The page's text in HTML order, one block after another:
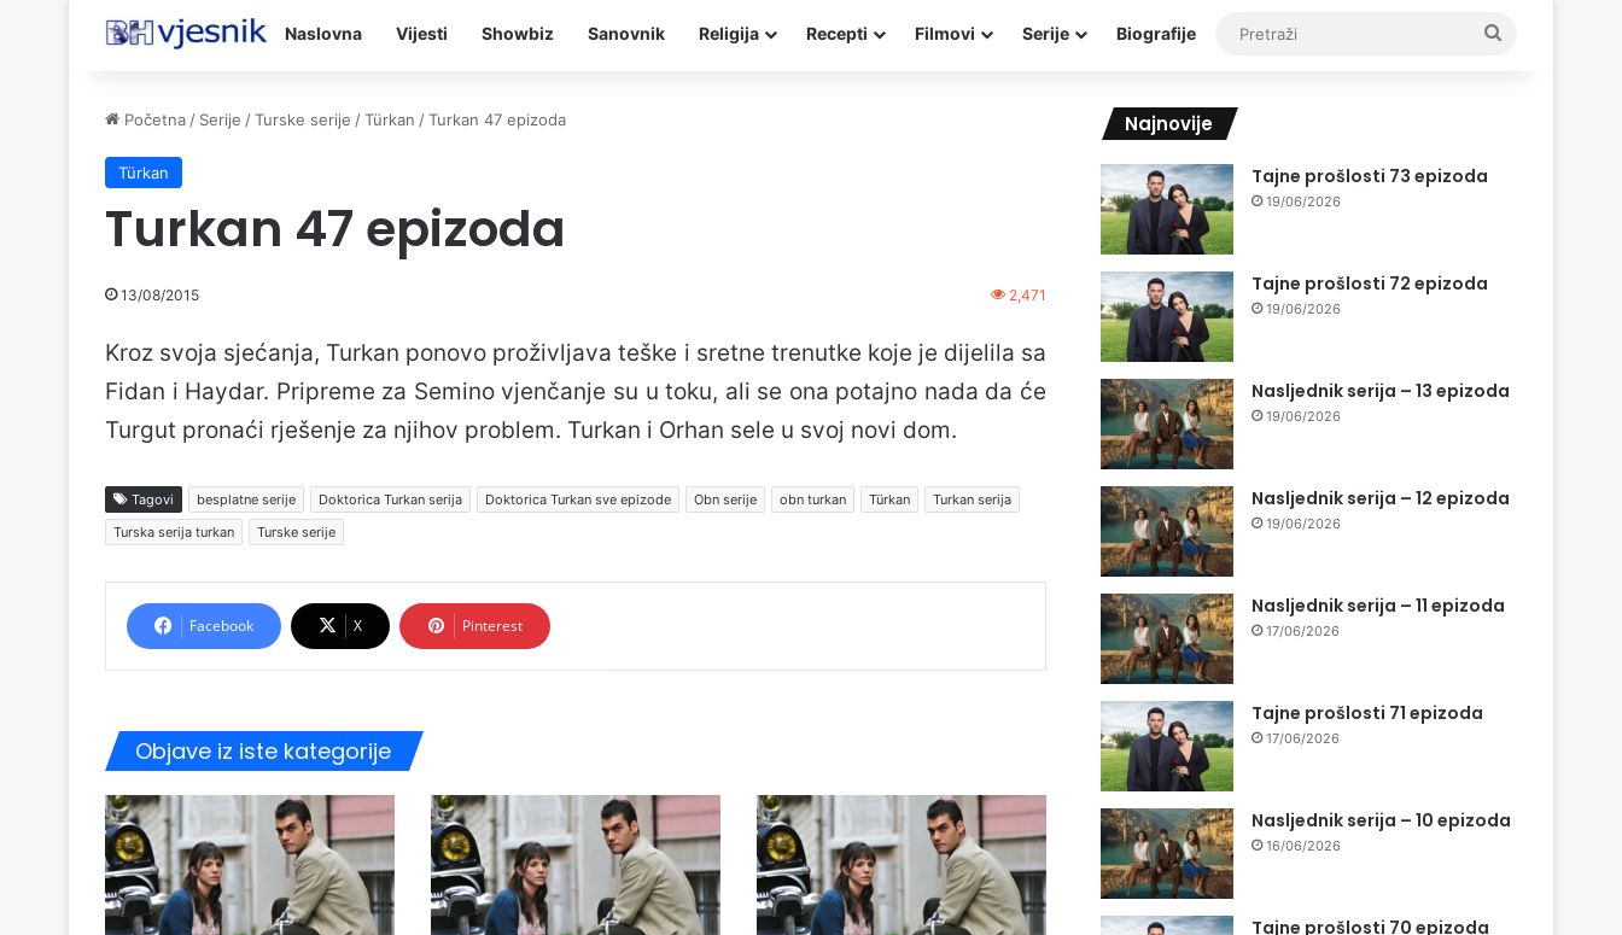
Naslovna Vijesti Showbiz Sanovnik Religija Recepti Filmovi Serije Biografije
Početna / Serije /Turske serije /Türkan /Turkan 47 epizoda
Türkan
Turkan 47 epizoda
13/08/2015 2,471
Kroz svoja sjećanja, Turkan ponovo proživljava teške i sretne trenutke koje je dijelila sa
Fidan i Haydar. Pripreme za Semino vjenčanje su u toku, ali se ona potajno nada da će
Turgut pronaći rješenje za njihov problem. Turkan i Orhan sele u svoj novi dom.
Tagovi besplatne serije Doktorica Turkan serija Doktorica Turkan sve epizode Obn serije obn turkan Türkan
Turkan serija
Turska serija turkan
Turske serije
Facebook X Pinterest
Objave iz iste kategorije
Najnovije
Tajne prošlosti 73 epizoda
19/06/2026
Tajne prošlosti 72 epizoda
19/06/2026
Nasljednik serija – 13 epizoda
19/06/2026
Nasljednik serija – 12 epizoda
19/06/2026
Nasljednik serija – 11 epizoda
17/06/2026
Tajne prošlosti 71 epizoda
17/06/2026
Nasljednik serija – 10 epizoda
16/06/2026
Tajne prošlosti 70 epizoda